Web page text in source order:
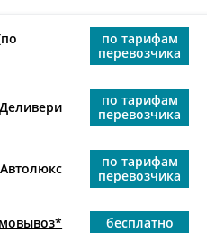
по тарифам
перевозчика
Деливери
по тарифам
перевозчика
Автолюкс
по тарифам
перевозчика
бесплатно